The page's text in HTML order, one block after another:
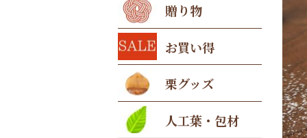
贈り物
お買い得
栗グッズ
人工葉・包材